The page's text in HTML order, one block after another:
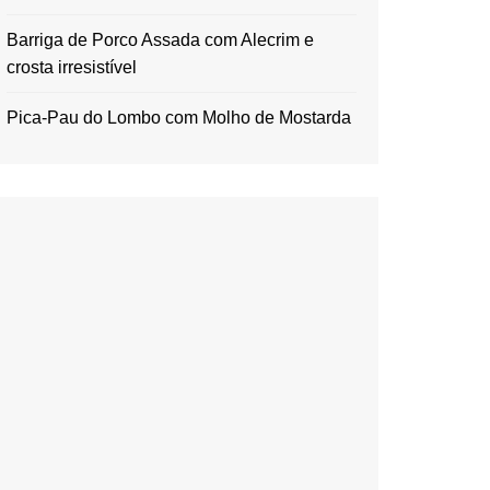
Barriga de Porco Assada com Alecrim e
crosta irresistível
Pica-Pau do Lombo com Molho de Mostarda